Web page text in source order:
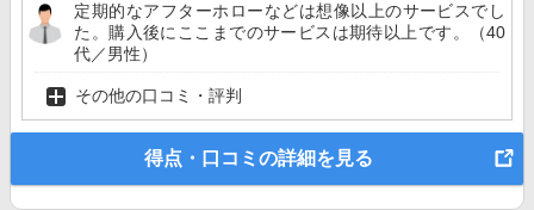
定期的なアフターホローなどは想像以上のサービスでし
た。購入後にここまでのサービスは期待以上です。（40
代／男性）
その他の口コミ・評判
得点・口コミの詳細を見る